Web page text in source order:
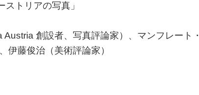
トリアの写真」
創設者、写真評論家）、マンフレート・
伊藤俊治（美術評論家）